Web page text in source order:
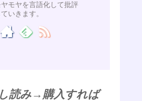
モヤを言語化して批評
いきます。
読み→購入すれば